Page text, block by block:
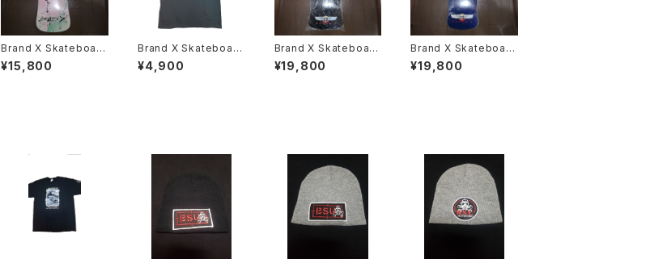
Brand X Skateboard
s Dogma2 1/1 Ltd サ
イン入り スケートボー
¥15,800
Brand X Skateboard
s Anthrax Notman T
シャツ スケートボード
¥4,900
Brand X Skateboard
s Exodus Mosh pit
killer Hammer head
¥19,800
Brand X Skateboard
s Exodus Mosh pit
killer Denny スケート
¥19,800